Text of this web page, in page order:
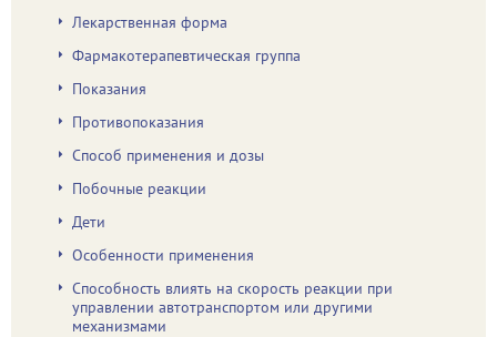
Лекарственная форма
Фармакотерапевтическая группа
Показания
Противопоказания
Способ применения и дозы
Побочные реакции
Дети
Особенности применения
Способность влиять на скорость реакции при
управлении автотранспортом или другими
механизмами